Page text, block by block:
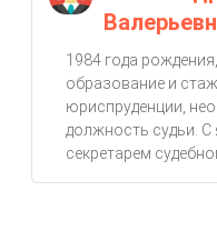
1984 года
образование и
юриспруденции,
должность судьи. С
секретарем